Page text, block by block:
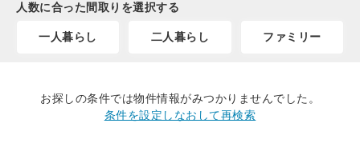
人数に合った間取りを選択する
一人暮らし 二人暮らし ファミリー
お探しの条件では物件情報がみつかりませんでした。
条件を設定しなおして再検索